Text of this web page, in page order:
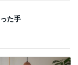
た手